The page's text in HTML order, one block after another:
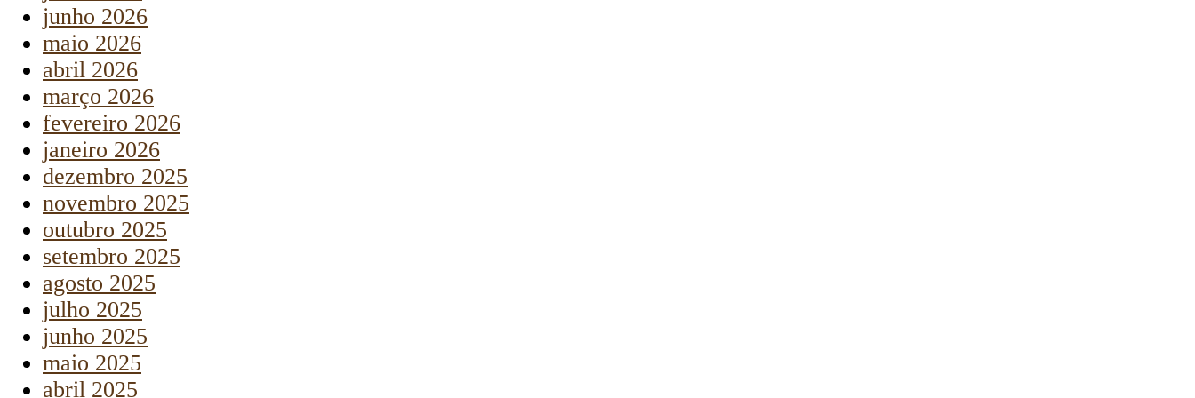
junho 2026
maio 2026
abril 2026
março 2026
fevereiro 2026
janeiro 2026
dezembro 2025
novembro 2025
outubro 2025
setembro 2025
agosto 2025
julho 2025
junho 2025
maio 2025
abril 2025